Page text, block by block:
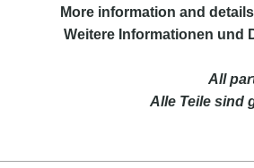
More information and
Weitere Informationen und
All
Alle Teile sind